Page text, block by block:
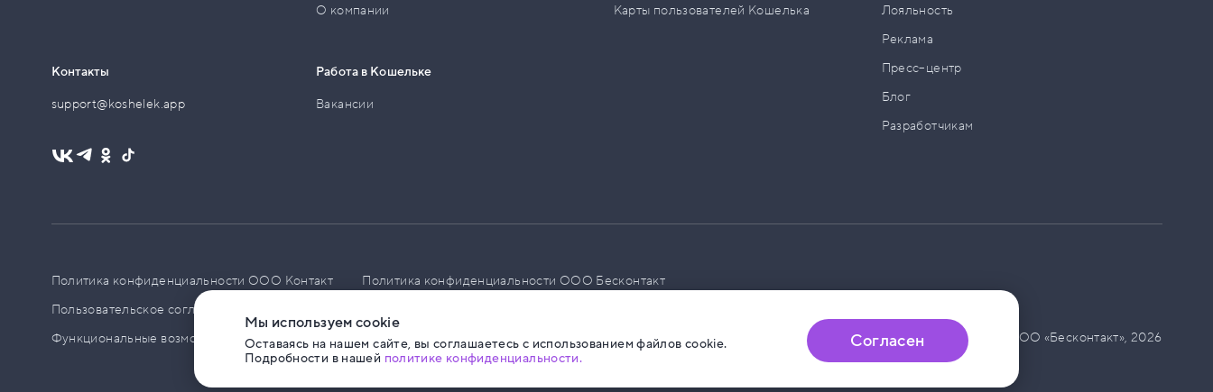
Контакты
support@koshelek.app
О компании
Работа в Кошельке
Вакансии
Карты пользователей Кошелька
Лояльность
Реклама
Пресс–центр
Блог
Разработчикам
Политика конфиденциальности ООО Контакт
Политика конфиденциальности ООО Бесконтакт
Пользовательское соглашение
Функциональные возможности ПО
© ООО «Бесконтакт», 2026
Мы используем cookie
Оставаясь на нашем сайте, вы соглашаетесь с использованием файлов cookie.
Подробности в нашей политике конфиденциальности.
Согласен